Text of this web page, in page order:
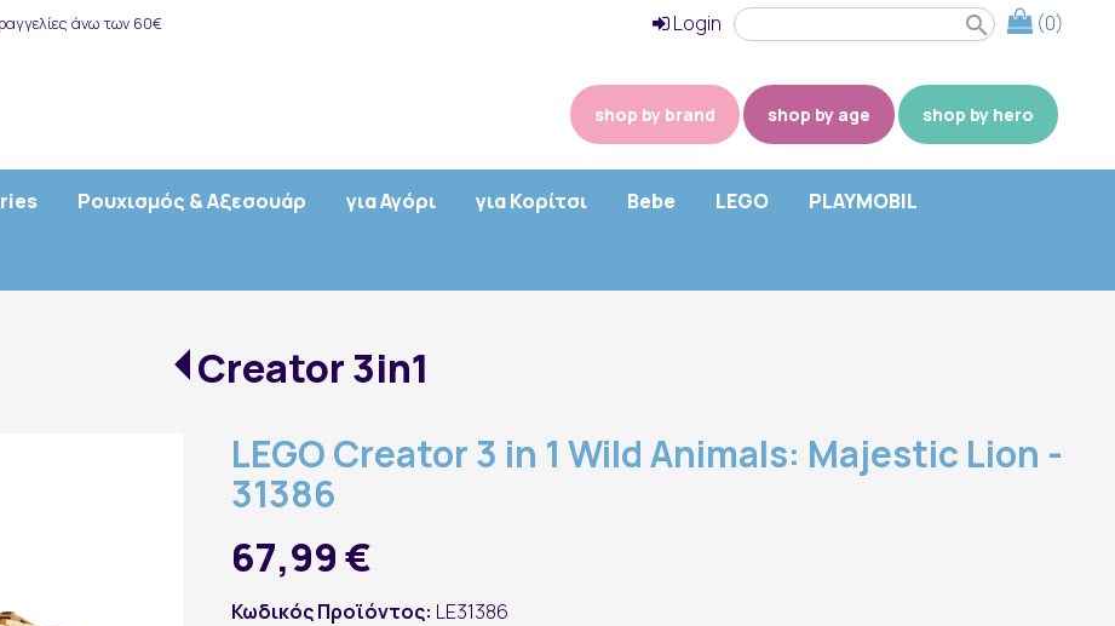
άνω των 60€ (0)
search
Login
shop by brand shop by age shop by hero
Ρουχισμός & Αξεσουάρ για Αγόρι για Κορίτσι Bebe LEGO PLAYMOBIL
Creator 3in1
LEGO Creator 3 in 1 Wild Animals: Majestic Lion -
31386
67,99 €
Κωδικός Προϊόντος: LE31386